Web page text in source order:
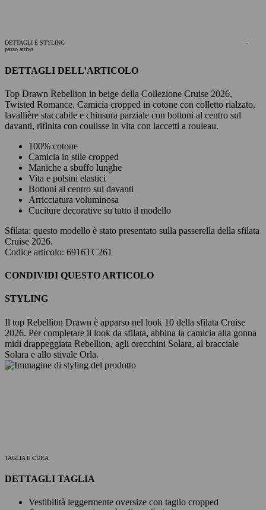
DETTAGLI E STYLING
-
passo attivo
DETTAGLI DELL’ARTICOLO
Top Drawn Rebellion in beige della Collezione Cruise 2026,
Twisted Romance. Camicia cropped in cotone con colletto rialzato,
lavallière staccabile e chiusura parziale con bottoni al centro sul
davanti, rifinita con coulisse in vita con laccetti a rouleau.
100% cotone
Camicia in stile cropped
Maniche a sbuffo lunghe
Vita e polsini elastici
Bottoni al centro sul davanti
Arricciatura voluminosa
Cuciture decorative su tutto il modello
Sfilata: questo modello è stato presentato sulla passerella della sfilata
Cruise 2026.
Codice articolo: 6916TC261
CONDIVIDI QUESTO ARTICOLO
STYLING
Il top Rebellion Drawn è apparso nel look 10 della sfilata Cruise
2026. Per completare il look da sfilata, abbina la camicia alla gonna
midi drappeggiata Rebellion, agli orecchini Solara, al bracciale
Solara e allo stivale Orla.
TAGLIA E CURA
DETTAGLI TAGLIA
Vestibilità leggermente oversize con taglio cropped